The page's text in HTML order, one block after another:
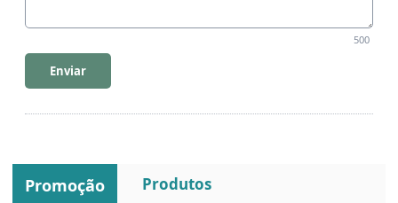
500
Enviar
Promoção Produtos